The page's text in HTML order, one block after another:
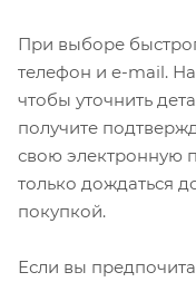
При выборе
телефон и e-mail.
чтобы уточнить
получите
свою электронную
только дождаться
покупкой.
Если вы